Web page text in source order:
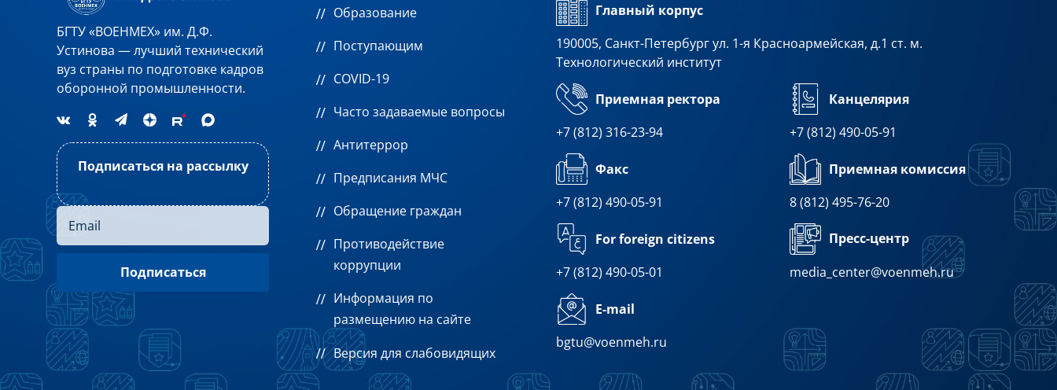
БГТУ «ВОЕНМЕХ» им. Д.Ф.
Устинова — лучший технический
вуз страны по подготовке кадров
оборонной промышленности.
Подписаться на рассылку
Образование
Поступающим
COVID-19
Часто задаваемые вопросы
Антитеррор
Предписания МЧС
Обращение граждан
Противодействие
коррупции
Информация по
размещению на сайте
Версия для слабовидящих
Главный корпус
190005, Санкт-Петербург ул. 1-я Красноармейская, д.1 ст. м.
Технологический институт
Приемная ректора
+7 (812) 316-23-94
Канцелярия
+7 (812) 490-05-91
Факс
+7 (812) 490-05-91
Приемная комиссия
8 (812) 495-76-20
For foreign citizens
+7 (812) 490-05-01
Пресс-центр
media_center@voenmeh.ru
E-mail
bgtu@voenmeh.ru